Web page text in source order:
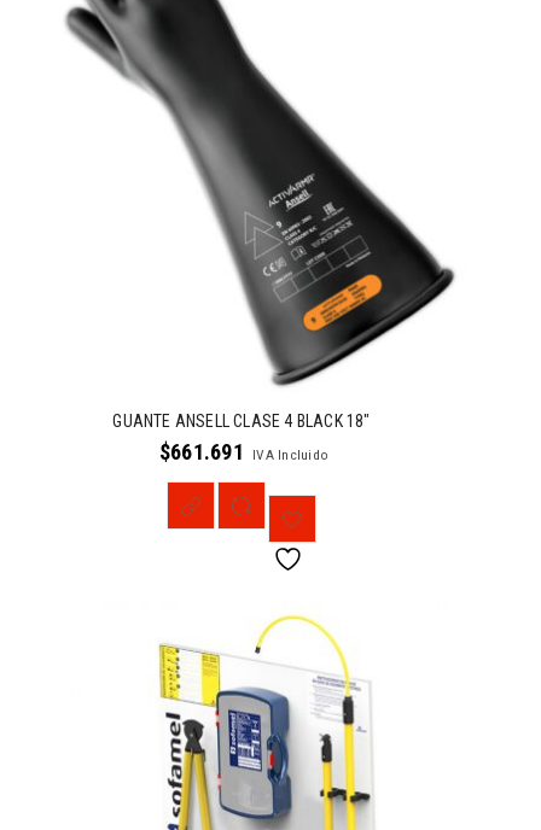
GUANTE ANSELL CLASE 4 BLACK 18″
$661.691 IVA Incluido